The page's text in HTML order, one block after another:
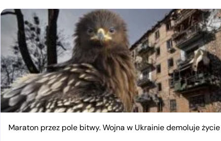
Maraton przez pole bitwy. Wojna w Ukrainie demoluje